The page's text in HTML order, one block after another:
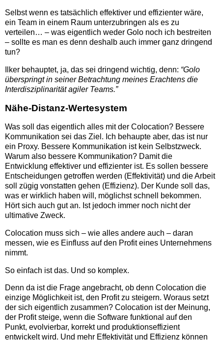
Selbst wenn es tatsächlich effektiver und effizienter wäre,
ein Team in einem Raum unterzubringen als es zu
verteilen… – was eigentlich weder Golo noch ich bestreiten
– sollte es man es denn deshalb auch immer ganz dringend
tun?
Ilker behauptet, ja, das sei dringend wichtig, denn: “Golo
überspringt in seiner Betrachtung meines Erachtens die
Interdisziplinarität agiler Teams.”
Nähe-Distanz-Wertesystem
Was soll das eigentlich alles mit der Colocation? Bessere
Kommunikation sei das Ziel. Ich behaupte aber, das ist nur
ein Proxy. Bessere Kommunikation ist kein Selbstzweck.
Warum also bessere Kommunikation? Damit die
Entwicklung effektiver und effizienter ist. Es sollen bessere
Entscheidungen getroffen werden (Effektivität) und die Arbeit
soll zügig vonstatten gehen (Effizienz). Der Kunde soll das,
was er wirklich haben will, möglichst schnell bekommen.
Hört sich auch gut an. Ist jedoch immer noch nicht der
ultimative Zweck.
Colocation muss sich – wie alles andere auch – daran
messen, wie es Einfluss auf den Profit eines Unternehmens
nimmt.
So einfach ist das. Und so komplex.
Denn da ist die Frage angebracht, ob denn Colocation die
einzige Möglichkeit ist, den Profit zu steigern. Woraus setzt
der sich eigentlich zusammen? Colocation ist der Meinung,
der Profit steige, wenn die Software funktional auf den
Punkt, evolvierbar, korrekt und produktionseffizient
entwickelt wird. Und mehr Effektivität und Effizienz können